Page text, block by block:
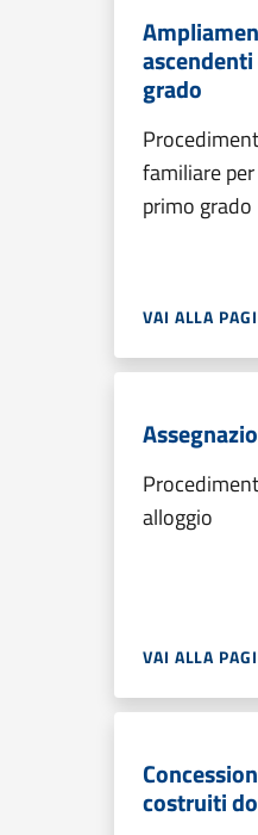
grado
familiare
primo grado
VAI ALLA
alloggio
VAI ALLA
costruiti